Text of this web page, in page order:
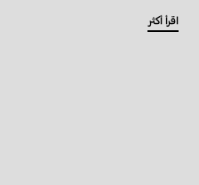
اقرأ أكثر